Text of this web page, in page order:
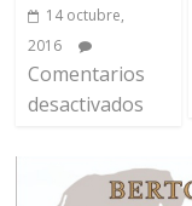
14 octubre,
2016
Comentarios
desactivados